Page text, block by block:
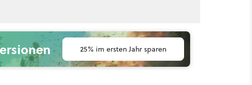
25% im ersten Jahr sparen